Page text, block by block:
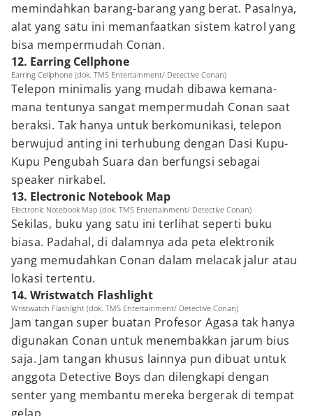
memindahkan barang-barang yang berat. Pasalnya,
alat yang satu ini memanfaatkan sistem katrol yang
bisa mempermudah Conan.
12. Earring Cellphone
Earring Cellphone (dok. TMS Entertainment/ Detective Conan)
Telepon minimalis yang mudah dibawa kemana-
mana tentunya sangat mempermudah Conan saat
beraksi. Tak hanya untuk berkomunikasi, telepon
berwujud anting ini terhubung dengan Dasi Kupu-
Kupu Pengubah Suara dan berfungsi sebagai
speaker nirkabel.
13. Electronic Notebook Map
Electronic Notebook Map (dok. TMS Entertainment/ Detective Conan)
Sekilas, buku yang satu ini terlihat seperti buku
biasa. Padahal, di dalamnya ada peta elektronik
yang memudahkan Conan dalam melacak jalur atau
lokasi tertentu.
14. Wristwatch Flashlight
Wristwatch Flashlight (dok. TMS Entertainment/ Detective Conan)
Jam tangan super buatan Profesor Agasa tak hanya
digunakan Conan untuk menembakkan jarum bius
saja. Jam tangan khusus lainnya pun dibuat untuk
anggota Detective Boys dan dilengkapi dengan
senter yang membantu mereka bergerak di tempat